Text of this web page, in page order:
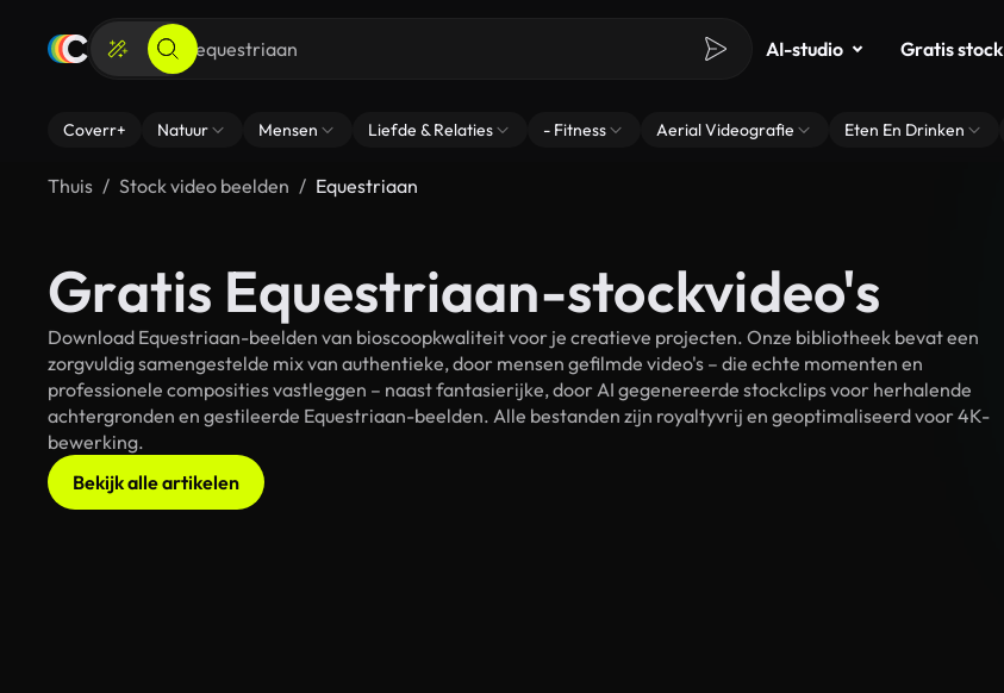
AI-studio Gratis stock
Coverr+ Natuur Mensen Liefde & Relaties - Fitness Aerial Videografie Eten En Drinken
Thuis Stock video beelden Equestriaan
Gratis Equestriaan-stockvideo's
Download Equestriaan-beelden van bioscoopkwaliteit voor je creatieve projecten. Onze bibliotheek bevat een
zorgvuldig samengestelde mix van authentieke, door mensen gefilmde video's – die echte momenten en
professionele composities vastleggen – naast fantasierijke, door AI gegenereerde stockclips voor herhalende
achtergronden en gestileerde Equestriaan-beelden. Alle bestanden zijn royaltyvrij en geoptimaliseerd voor 4K-
bewerking.
Bekijk alle artikelen